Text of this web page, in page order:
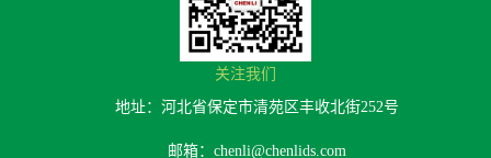
关注我们
地址：河北省保定市清苑区丰收北街252号
邮箱：chenli@chenlids.com